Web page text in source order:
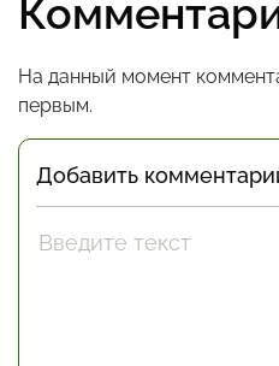
На данный момент
первым.
Добавить